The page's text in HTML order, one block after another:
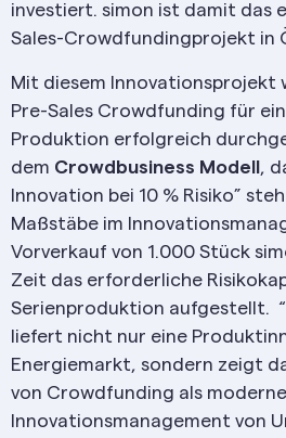
investiert. simon ist damit das
Sales-Crowdfundingprojekt in
Mit diesem Innovationsprojekt
Pre-Sales Crowdfunding für
Produktion erfolgreich
dem Crowdbusiness Modell ,
Innovation bei 10 % Risiko”
Maßstäbe im
Vorverkauf von 1.000 Stück
Zeit das erforderliche
Serienproduktion aufgestellt.
liefert nicht nur eine
Energiemarkt, sondern zeigt
von Crowdfunding als
Innovationsmanagement von